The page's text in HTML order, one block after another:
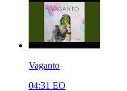
Vaganto
04:31 EO